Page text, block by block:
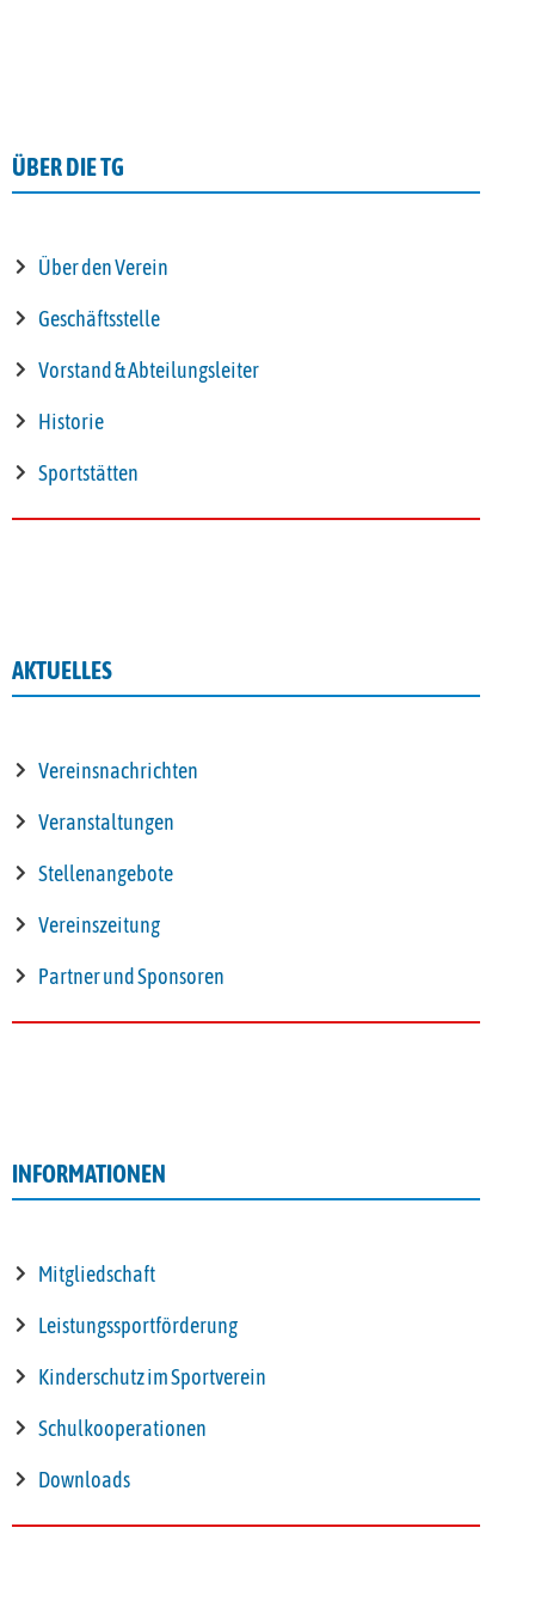
ÜBER DIE TG
Über den Verein
Geschäftsstelle
Vorstand & Abteilungsleiter
Historie
Sportstätten
AKTUELLES
Vereinsnachrichten
Veranstaltungen
Stellenangebote
Vereinszeitung
Partner und Sponsoren
INFORMATIONEN
Mitgliedschaft
Leistungssportförderung
Kinderschutz im Sportverein
Schulkooperationen
Downloads